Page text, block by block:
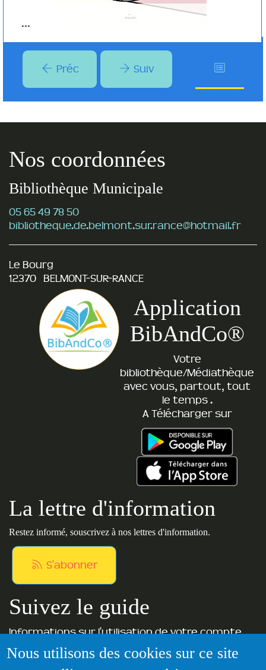
...
Préc Suiv
Nos coordonnées
Bibliothèque Municipale
05 65 49 78 50
bibliotheque.de.belmont.sur.rance@hotmail.fr
Le Bourg
12370 BELMONT-SUR-RANCE
Application
BibAndCo®
Votre
bibliothèque/Médiathèque
avec vous, partout, tout
le temps .
A Télécharger sur
La lettre d'information
Restez informé, souscrivez à nos lettres d'information.
S'abonner
Suivez le guide
Informations sur l'utilisation de votre compte
adhérent
Nous utilisons des cookies sur ce site